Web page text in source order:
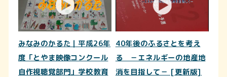
みなみのかるた｜平成26年
度「とやま映像コンクール
自作視聴覚部門」学校教育
40年後のふるさとを考え
る －エネルギーの地産地
消を目指して－ [更新版]